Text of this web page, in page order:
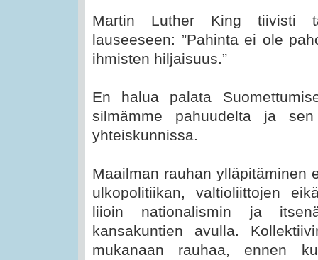
Martin Luther King tiivisti
lauseeseen: ”Pahinta ei ole
ihmisten hiljaisuus.”
En halua palata
silmämme pahuudelta ja
yhteiskunnissa.
Maailman rauhan ylläpitäminen
ulkopolitiikan, valtioliittojen
liioin nationalismin ja
kansakuntien avulla.
mukanaan rauhaa, ennen